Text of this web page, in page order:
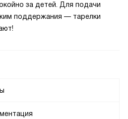
за детей. Для подачи
поддержания — тарелки